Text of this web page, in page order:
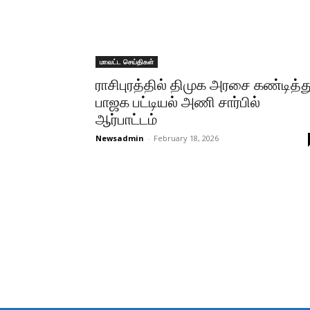
மாவட்ட செய்திகள்
ராசிபுரத்தில் திமுக அரசை
பாஜக பட்டியல் அணி சார்பில்
ஆர்பாட்டம்
Newsadmin - February 18, 2026